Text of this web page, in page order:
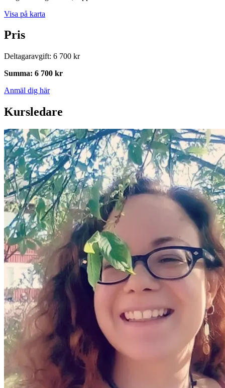
Visa på karta
Pris
Deltagaravgift: 6 700 kr
Summa: 6 700 kr
Anmäl dig här
Kursledare